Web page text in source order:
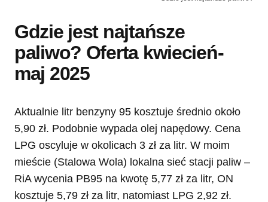
Gdzie jest najtańsze
paliwo? Oferta kwiecień-
maj 2025
Aktualnie litr benzyny 95 kosztuje średnio około
5,90 zł. Podobnie wypada olej napędowy. Cena
LPG oscyluje w okolicach 3 zł za litr. W moim
mieście (Stalowa Wola) lokalna sieć stacji paliw –
RiA wycenia PB95 na kwotę 5,77 zł za litr, ON
kosztuje 5,79 zł za litr, natomiast LPG 2,92 zł.